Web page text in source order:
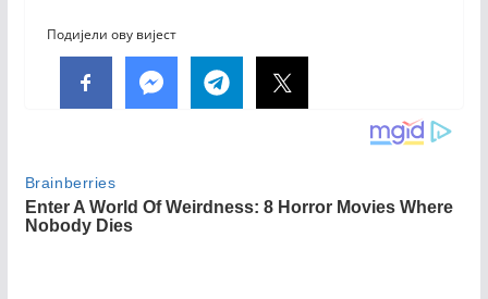
Подијели ову вијест